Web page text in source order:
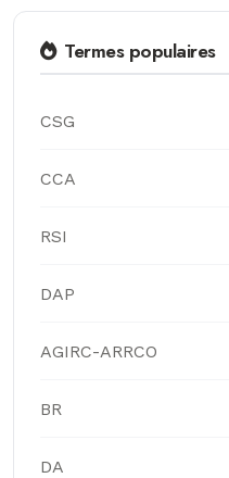
Termes populaires
CSG
CCA
RSI
DAP
AGIRC-ARRCO
BR
DA